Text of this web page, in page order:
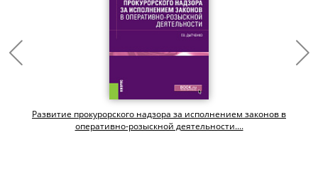
Развитие прокурорского надзора за исполнением законов в
оперативно-розыскной деятельности....